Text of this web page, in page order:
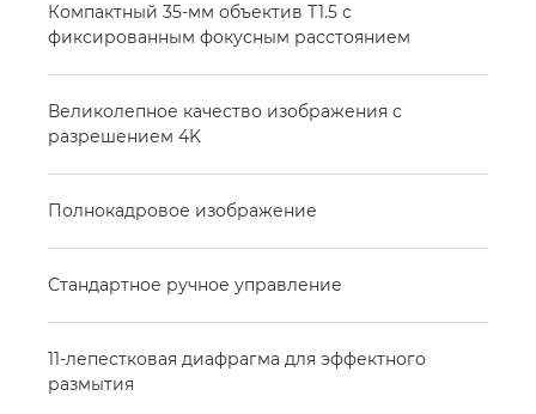
Компактный 35-мм объектив T1.5 с
фиксированным фокусным расстоянием
Великолепное качество изображения с
разрешением 4K
Полнокадровое изображение
Стандартное ручное управление
11-лепестковая диафрагма для эффектного
размытия